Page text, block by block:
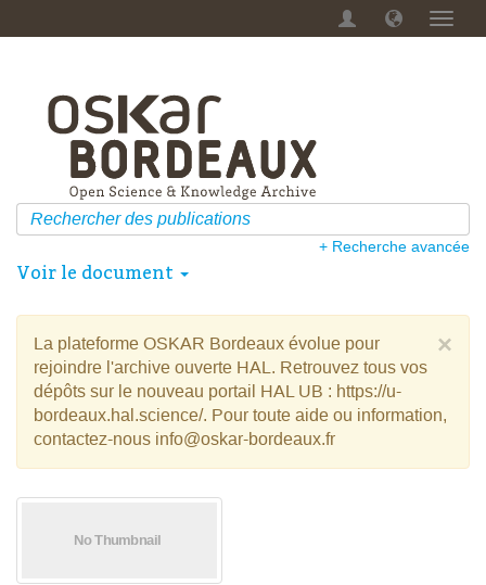
Menu
+ Recherche avancée
Voir le document
×
La plateforme OSKAR Bordeaux évolue pour
rejoindre l'archive ouverte HAL. Retrouvez tous vos
dépôts sur le nouveau portail HAL UB : https://u-
bordeaux.hal.science/. Pour toute aide ou information,
contactez-nous info@oskar-bordeaux.fr